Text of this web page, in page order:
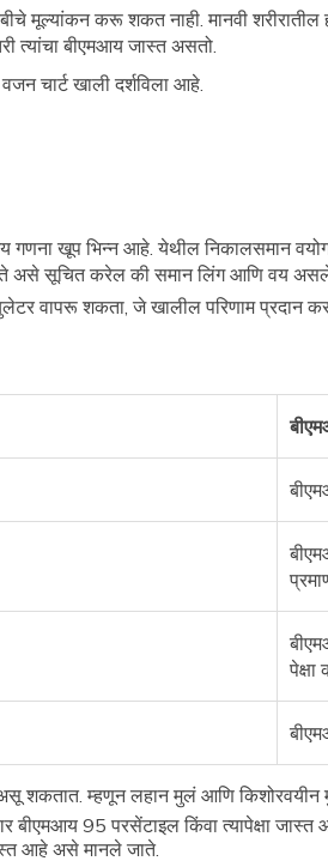
मूल्यांकन करू शकत नाही. मानवी
त्यांचा बीएमआय जास्त असतो.
चार्ट खाली दर्शविला आहे.
गणना खूप भिन्न आहे. येथील निकालसमान
सूचित करेल की समान लिंग आणि वय
वापरू शकता, जे खालील परिणाम प्रदान
असू शकतात. म्हणून लहान मुलं आणि
बीएमआय 95 परसेंटाइल किंवा त्यापेक्षा
आहे असे मानले जाते.